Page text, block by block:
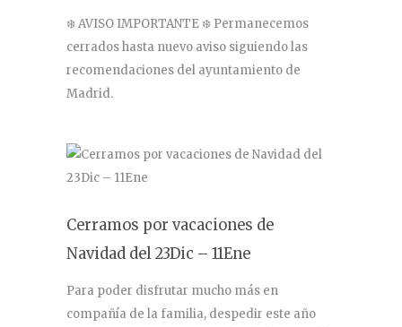
❄️ AVISO IMPORTANTE ❄️ Permanecemos
cerrados hasta nuevo aviso siguiendo las
recomendaciones del ayuntamiento de
Madrid.
Cerramos por vacaciones de
Navidad del 23Dic – 11Ene
Para poder disfrutar mucho más en
compañía de la familia, despedir este año